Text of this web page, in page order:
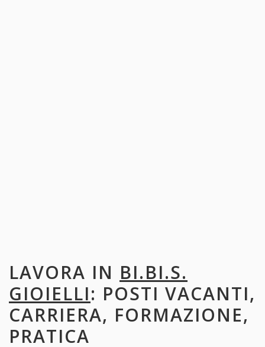
LAVORA IN BI.BI.S.
GIOIELLI: POSTI VACANTI,
CARRIERA, FORMAZIONE,
PRATICA